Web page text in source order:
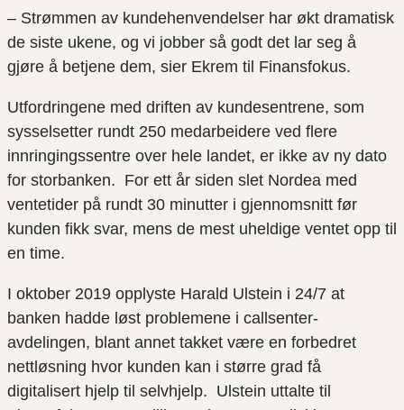
– Strømmen av kundehenvendelser har økt dramatisk
de siste ukene, og vi jobber så godt det lar seg å
gjøre å betjene dem, sier Ekrem til Finansfokus.
Utfordringene med driften av kundesentrene, som
sysselsetter rundt 250 medarbeidere ved flere
innringingssentre over hele landet, er ikke av ny dato
for storbanken. For ett år siden slet Nordea med
ventetider på rundt 30 minutter i gjennomsnitt før
kunden fikk svar, mens de mest uheldige ventet opp til
en time.
I oktober 2019 opplyste Harald Ulstein i 24/7 at
banken hadde løst problemene i callsenter-
avdelingen, blant annet takket være en forbedret
nettløsning hvor kunden kan i større grad få
digitalisert hjelp til selvhjelp. Ulstein uttalte til